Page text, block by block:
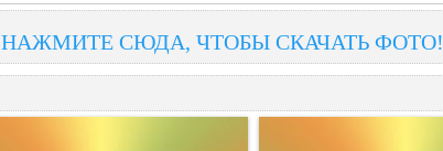
НАЖМИТЕ СЮДА, ЧТОБЫ СКАЧАТЬ ФОТО!